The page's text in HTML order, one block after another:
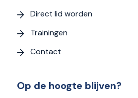
Direct lid worden
Trainingen
Contact
Op de hoogte blijven?